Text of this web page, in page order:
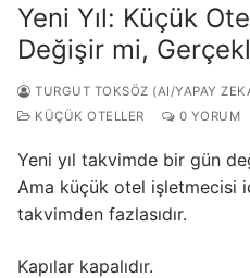
Yeni Yıl: Küçük
Değişir mi,
TURGUT TOKSÖZ (AI/YAPAY
KÜÇÜK OTELLER
0 YORUM
Yeni yıl takvimde bir gün
Ama küçük otel işletmecisi
takvimden fazlasıdır.
Kapılar kapalıdır.